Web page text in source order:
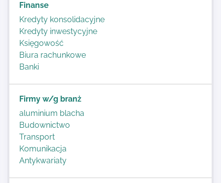
Finanse
Kredyty konsolidacyjne
Kredyty inwestycyjne
Księgowość
Biura rachunkowe
Banki
Firmy w/g branż
aluminium blacha
Budownictwo
Transport
Komunikacja
Antykwariaty